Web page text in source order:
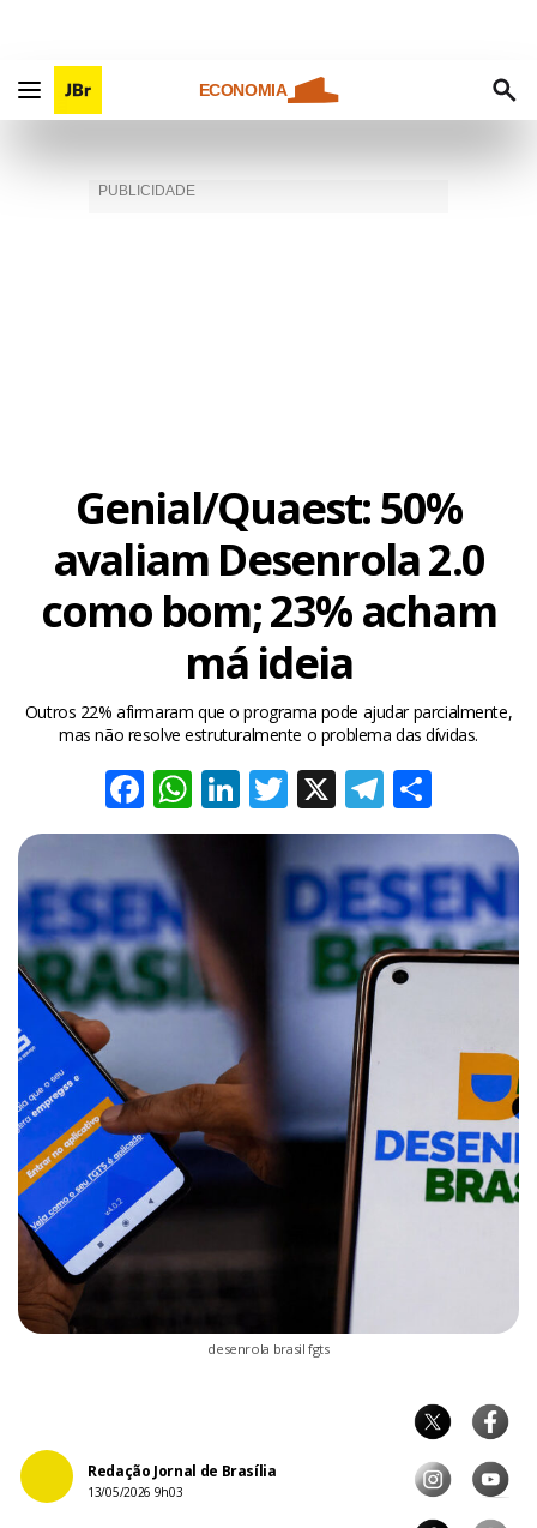
ECONOMIA
Genial/Quaest: 50%
avaliam Desenrola 2.0
como bom; 23% acham
má ideia
Outros 22% afirmaram que o programa pode ajudar parcialmente,
mas não resolve estruturalmente o problema das dívidas.
Facebook
WhatsApp
LinkedIn
Twitter
X
desenrola brasil fgts
Redação Jornal de Brasília
13/05/2026 9h03